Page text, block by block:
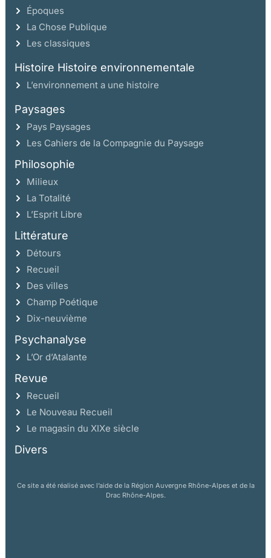
Époques
La Chose Publique
Les classiques
Histoire Histoire environnementale
L’environnement a une histoire
Paysages
Pays Paysages
Les Cahiers de la Compagnie du Paysage
Philosophie
Milieux
La Totalité
L’Esprit Libre
Littérature
Détours
Recueil
Des villes
Champ Poétique
Dix-neuvième
Psychanalyse
L’Or d’Atalante
Revue
Recueil
Le Nouveau Recueil
Le magasin du XIXe siècle
Divers
Ce site a été réalisé avec l’aide de la Région Auvergne Rhône-Alpes et de la
Drac Rhône-Alpes.